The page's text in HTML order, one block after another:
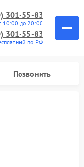
301-55-83
10:00 до 20:00
301-55-83
по РФ
Позвонить